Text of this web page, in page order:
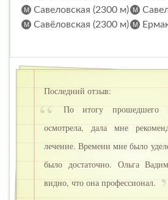
Савеловская (2300 м)
Савёловская (2300 м)
Последний отзыв:
По итогу прошедшего
осмотрела, дала мне
лечение. Времени мне было
было достаточно. Ольга
видно, что она профессионал.